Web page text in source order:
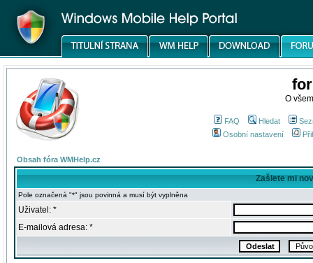
O
FAQ Hledat
Osobní nastavení
Obsah fóra WMHelp.cz
Zašlete mi
Pole označená "*" jsou povinná a musí být vyplněna
Uživatel: *
E-mailová adresa: *